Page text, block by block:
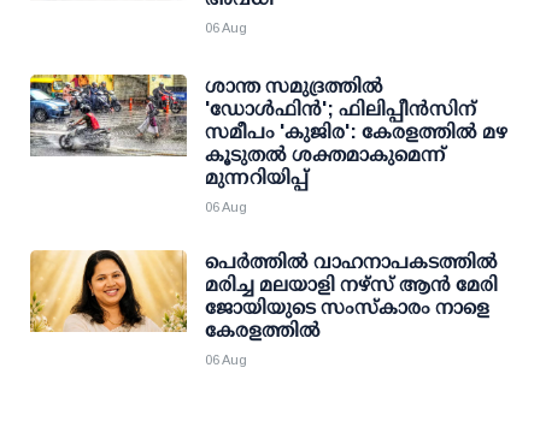
06 Aug
ശാന്ത സമുദ്രത്തില്‍
'ഡോള്‍ഫിന്‍'; ഫിലിപ്പീന്‍സിന്
സമീപം 'കുജിര': കേരളത്തില്‍ മഴ
കൂടുതല്‍ ശക്തമാകുമെന്ന്
മുന്നറിയിപ്പ്
06 Aug
പെർത്തിൽ വാഹനാപകടത്തിൽ
മരിച്ച മലയാളി നഴ്സ് ആൻ മേരി
ജോയിയുടെ സംസ്കാരം നാളെ
കേരളത്തിൽ
06 Aug